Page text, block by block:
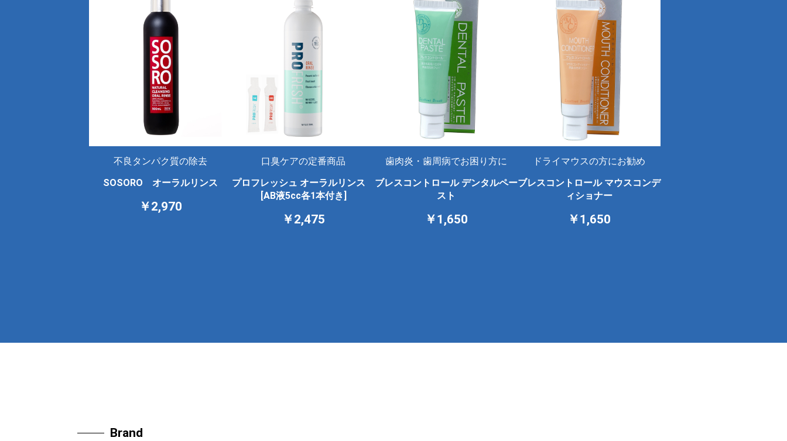
不良タンパク質の除去
SOSORO オーラルリンス
￥2,970
口臭ケアの定番商品
プロフレッシュ オーラルリンス
[AB液5cc各1本付き]
￥2,475
歯肉炎・歯周病でお困り方に
ブレスコントロール デンタルペー
スト
￥1,650
ドライマウスの方にお勧め
ブレスコントロール マウスコンデ
ィショナー
￥1,650
Brand